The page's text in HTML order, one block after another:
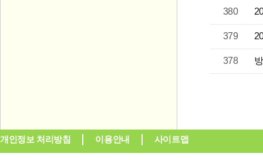
380
379
378
개인정보 처리방침 이용안내 사이트맵